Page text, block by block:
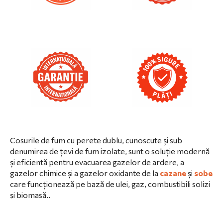
Cosurile de fum cu perete dublu, cunoscute și sub
denumirea de țevi de fum izolate, sunt o soluție modernă
și eficientă pentru evacuarea gazelor de ardere, a
gazelor chimice și a gazelor oxidante de la cazane și sobe
care funcționează pe bază de ulei, gaz, combustibili solizi
și biomasă..